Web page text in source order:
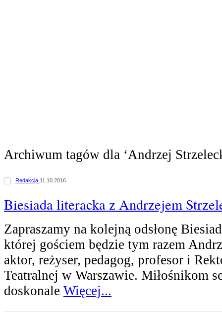
Archiwum tagów dla ‘Andrzej
Redakcja 11.10.2016
Biesiada literacka z Andrzejem
Zapraszamy na kolejną odsłonę
której gościem będzie tym razem
aktor, reżyser, pedagog, profesor i
Teatralnej w Warszawie. Miłośnikom
doskonale Więcej...